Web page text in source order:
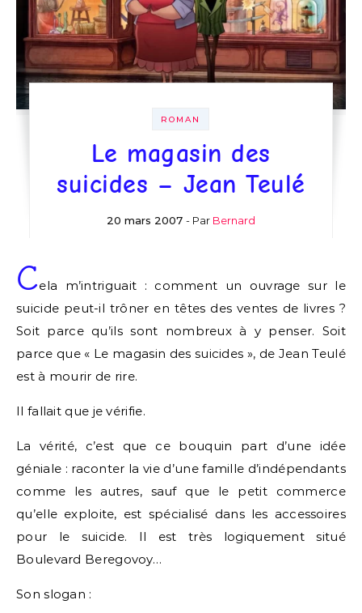
ROMAN
Le magasin des
suicides – Jean Teulé
20 mars 2007 - Par Bernard
Cela m’intriguait : comment un ouvrage sur le
suicide peut-il trôner en têtes des ventes de livres ?
Soit parce qu’ils sont nombreux à y penser. Soit
parce que « Le magasin des suicides », de Jean Teulé
est à mourir de rire.
Il fallait que je vérifie.
La vérité, c’est que ce bouquin part d’une idée
géniale : raconter la vie d’une famille d’indépendants
comme les autres, sauf que le petit commerce
qu’elle exploite, est spécialisé dans les accessoires
pour le suicide. Il est très logiquement situé
Boulevard Beregovoy…
Son slogan :